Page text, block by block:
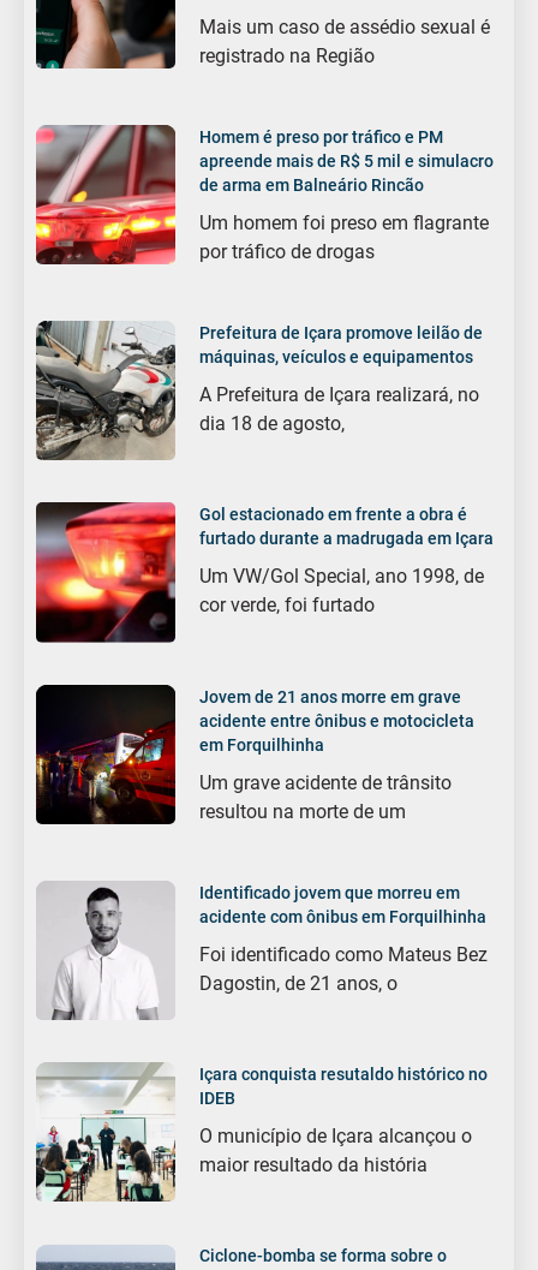
Mais um caso de assédio sexual é
registrado na Região
Homem é preso por tráfico e PM
apreende mais de R$ 5 mil e simulacro
de arma em Balneário Rincão
Um homem foi preso em flagrante
por tráfico de drogas
Prefeitura de Içara promove leilão de
máquinas, veículos e equipamentos
A Prefeitura de Içara realizará, no
dia 18 de agosto,
Gol estacionado em frente a obra é
furtado durante a madrugada em Içara
Um VW/Gol Special, ano 1998, de
cor verde, foi furtado
Jovem de 21 anos morre em grave
acidente entre ônibus e motocicleta
em Forquilhinha
Um grave acidente de trânsito
resultou na morte de um
Identificado jovem que morreu em
acidente com ônibus em Forquilhinha
Foi identificado como Mateus Bez
Dagostin, de 21 anos, o
Içara conquista resutaldo histórico no
IDEB
O município de Içara alcançou o
maior resultado da história
Ciclone-bomba se forma sobre o